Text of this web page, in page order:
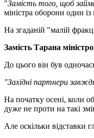
"Замість того, щоб
міністра оборони один
На згаданій "малій
Замість Тарана
До цього він був
"Західні партнери
На початку осені, коли
дуже не проти на такі
Але оскільки відставки